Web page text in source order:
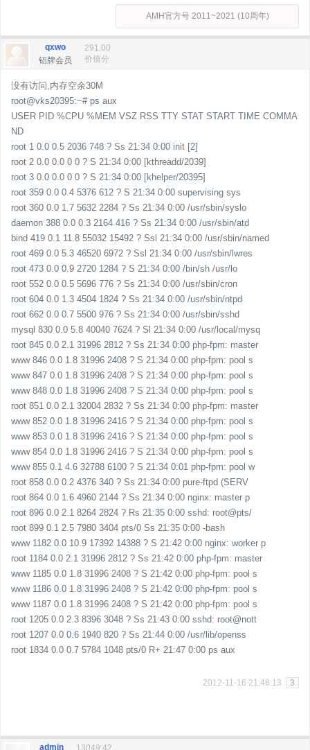
AMH官方号 2011~2021 (10周年)
qxwo
铝牌会员
291.00
价值分
没有访问,内存空余30M
root@vks20395:~# ps aux
USER PID %CPU %MEM VSZ RSS TTY STAT START TIME COMMA
ND
root 1 0.0 0.5 2036 748 ? Ss 21:34 0:00 init [2]
root 2 0.0 0.0 0 0 ? S 21:34 0:00 [kthreadd/2039]
root 3 0.0 0.0 0 0 ? S 21:34 0:00 [khelper/20395]
root 359 0.0 0.4 5376 612 ? S 21:34 0:00 supervising sys
root 360 0.0 1.7 5632 2284 ? Ss 21:34 0:00 /usr/sbin/syslo
daemon 388 0.0 0.3 2164 416 ? Ss 21:34 0:00 /usr/sbin/atd
bind 419 0.1 11.8 55032 15492 ? Ssl 21:34 0:00 /usr/sbin/named
root 469 0.0 5.3 46520 6972 ? Ssl 21:34 0:00 /usr/sbin/lwres
root 473 0.0 0.9 2720 1284 ? S 21:34 0:00 /bin/sh /usr/lo
root 552 0.0 0.5 5696 776 ? Ss 21:34 0:00 /usr/sbin/cron
root 604 0.0 1.3 4504 1824 ? Ss 21:34 0:00 /usr/sbin/ntpd
root 662 0.0 0.7 5500 976 ? Ss 21:34 0:00 /usr/sbin/sshd
mysql 830 0.0 5.8 40040 7624 ? Sl 21:34 0:00 /usr/local/mysq
root 845 0.0 2.1 31996 2812 ? Ss 21:34 0:00 php-fpm: master
www 846 0.0 1.8 31996 2408 ? S 21:34 0:00 php-fpm: pool s
www 847 0.0 1.8 31996 2408 ? S 21:34 0:00 php-fpm: pool s
www 848 0.0 1.8 31996 2408 ? S 21:34 0:00 php-fpm: pool s
root 851 0.0 2.1 32004 2832 ? Ss 21:34 0:00 php-fpm: master
www 852 0.0 1.8 31996 2416 ? S 21:34 0:00 php-fpm: pool s
www 853 0.0 1.8 31996 2416 ? S 21:34 0:00 php-fpm: pool s
www 854 0.0 1.8 31996 2416 ? S 21:34 0:00 php-fpm: pool s
www 855 0.1 4.6 32788 6100 ? S 21:34 0:01 php-fpm: pool w
root 858 0.0 0.2 4376 340 ? Ss 21:34 0:00 pure-ftpd (SERV
root 864 0.0 1.6 4960 2144 ? Ss 21:34 0:00 nginx: master p
root 896 0.0 2.1 8264 2824 ? Rs 21:35 0:00 sshd: root@pts/
root 899 0.1 2.5 7980 3404 pts/0 Ss 21:35 0:00 -bash
www 1182 0.0 10.9 17392 14388 ? S 21:42 0:00 nginx: worker p
root 1184 0.0 2.1 31996 2812 ? Ss 21:42 0:00 php-fpm: master
www 1185 0.0 1.8 31996 2408 ? S 21:42 0:00 php-fpm: pool s
www 1186 0.0 1.8 31996 2408 ? S 21:42 0:00 php-fpm: pool s
www 1187 0.0 1.8 31996 2408 ? S 21:42 0:00 php-fpm: pool s
root 1205 0.0 2.3 8396 3048 ? Ss 21:43 0:00 sshd: root@nott
root 1207 0.0 0.6 1940 820 ? Ss 21:44 0:00 /usr/lib/openss
root 1834 0.0 0.7 5784 1048 pts/0 R+ 21:47 0:00 ps aux
2012-11-16 21:48:13 3
admin 13049.42